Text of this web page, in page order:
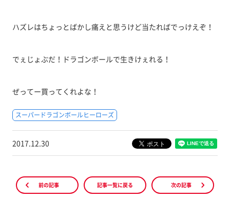
ハズレはちょっとばかし痛えと思うけど当たればでっけえぞ！
でぇじょぶだ！ドラゴンボールで生きけぇれる！
ぜってー買ってくれよな！
スーパードラゴンボールヒーローズ
2017.12.30
前の記事 記事一覧に戻る 次の記事